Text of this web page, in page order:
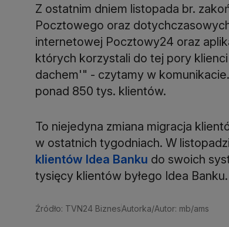
Z ostatnim dniem listopada br.
Pocztowego oraz
internetowej Pocztowy24 oraz
których korzystali do tej pory
dachem'" - czytamy w
ponad 850 tys. klientów.
To niejedyna zmiana migracja
w ostatnich tygodniach. W
klientów Idea Banku do swoich
tysięcy klientów byłego Idea Banku.
Źródło: TVN24 BiznesAutorka/Autor: mb/ams